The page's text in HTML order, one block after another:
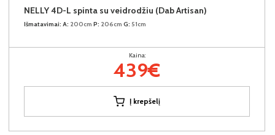
NELLY 4D-L spinta su veidrodžiu (Dab Artisan)
Išmatavimai: A: 200cm P: 206cm G: 51cm
Kaina:
439€
Į krepšelį